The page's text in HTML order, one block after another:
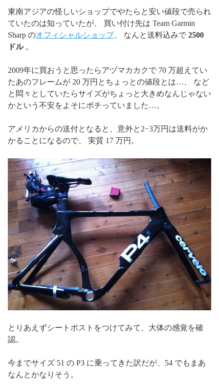
東南アジアの怪しいショップでやたらと安い値段で売られ
ていたのは知っていたが、 買い付け先は Team Garmin
Sharp のオフィシャルショップ、 なんと送料込みで 2500
ドル。
2009年に買おうと思ったらアヅマカカクで 70 万超えてい
たあのフレームが 20 万円とちょっとの値段とは…、 など
と悶々としていたらサイズがちょっと大きめなんじゃない
かという不安をよそにポチっていました…。
アメリカからの送付となると、意外と2−3万円は送料がか
かることになるので、 実質 17 万円。
とりあえずシートポストをつけてみて、大体の感覚を確
認。
今までサイズ 51 の P3 に乗ってきた訳だが、54 でもまあ
なんとかなりそう。